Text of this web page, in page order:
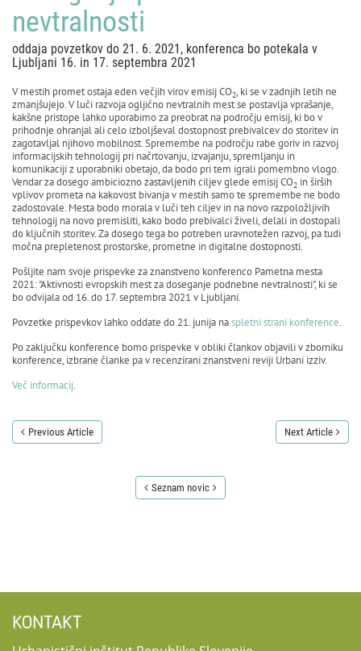
nevtralnosti
oddaja povzetkov do 21. 6. 2021, konferenca bo potekala v
Ljubljani 16. in 17. septembra 2021
V mestih promet ostaja eden večjih virov emisij CO2, ki se v zadnjih letih ne
zmanjšujejo. V luči razvoja ogljično nevtralnih mest se postavlja vprašanje,
kakšne pristope lahko uporabimo za preobrat na področju emisij, ki bo v
prihodnje ohranjal ali celo izboljševal dostopnost prebivalcev do storitev in
zagotavljal njihovo mobilnost. Spremembe na področju rabe goriv in razvoj
informacijskih tehnologij pri načrtovanju, izvajanju, spremljanju in
komunikaciji z uporabniki obetajo, da bodo pri tem igrali pomembno vlogo.
Vendar za dosego ambiciozno zastavljenih ciljev glede emisij CO2 in širših
vplivov prometa na kakovost bivanja v mestih samo te spremembe ne bodo
zadostovale. Mesta bodo morala v luči teh ciljev in na novo razpoložljivih
tehnologij na novo premisliti, kako bodo prebivalci živeli, delali in dostopali
do ključnih storitev. Za dosego tega bo potreben uravnotežen razvoj, pa tudi
močna prepletenost prostorske, prometne in digitalne dostopnosti.
Pošljite nam svoje prispevke za znanstveno konferenco Pametna mesta
2021: "Aktivnosti evropskih mest za doseganje podnebne nevtralnosti", ki se
bo odvijala od 16. do 17. septembra 2021 v Ljubljani.
Povzetke prispevkov lahko oddate do 21. junija naspletni strani konference.
Po zaključku konference bomo prispevke v obliki člankov objavili v zborniku
konference, izbrane članke pa v recenzirani znanstveni reviji Urbani izziv.
Več informacij.
Previous Article Next Article
Seznam novic
KONTAKT